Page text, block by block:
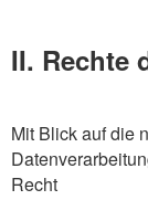
II. Rechte
Mit Blick auf die
Recht